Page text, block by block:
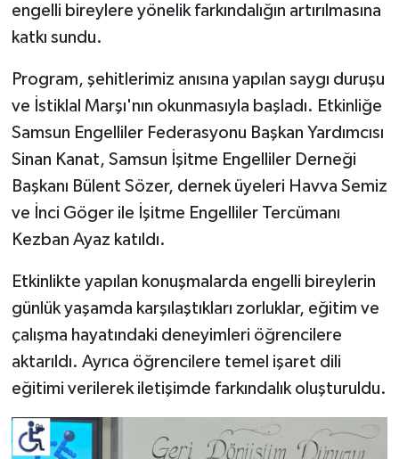
engelli bireylere yönelik farkındalığın artırılmasına
katkı sundu.
Program, şehitlerimiz anısına yapılan saygı duruşu
ve İstiklal Marşı'nın okunmasıyla başladı. Etkinliğe
Samsun Engelliler Federasyonu Başkan Yardımcısı
Sinan Kanat, Samsun İşitme Engelliler Derneği
Başkanı Bülent Sözer, dernek üyeleri Havva Semiz
ve İnci Göger ile İşitme Engelliler Tercümanı
Kezban Ayaz katıldı.
Etkinlikte yapılan konuşmalarda engelli bireylerin
günlük yaşamda karşılaştıkları zorluklar, eğitim ve
çalışma hayatındaki deneyimleri öğrencilere
aktarıldı. Ayrıca öğrencilere temel işaret dili
eğitimi verilerek iletişimde farkındalık oluşturuldu.